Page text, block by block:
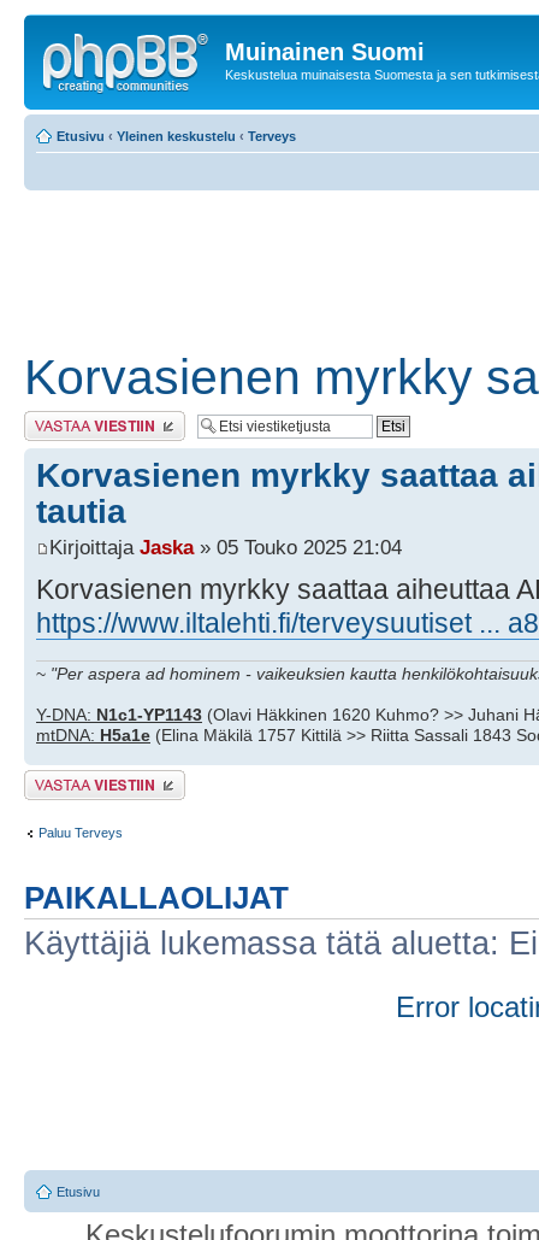
Muinainen Suomi
Keskustelua muinaisesta Suomesta ja sen
Etusivu ‹ Yleinen keskustelu ‹ Terveys
Korvasienen myrkky
Lähetä vastaus
Korvasienen myrkky saattaa
tautia
Kirjoittaja Jaska» 05 Touko 2025 21:04
Korvasienen myrkky saattaa aiheuttaa
https://www.iltalehti.fi/terveysuutiset ...
~ "Per aspera ad hominem - vaikeuksien kautta
Y-DNA: N1c1-YP1143 (Olavi Häkkinen 1620 Kuhmo? >> Juhani
mtDNA: H5a1e (Elina Mäkilä 1757 Kittilä >> Riitta Sassali 1843
Lähetä vastaus
Paluu Terveys
PAIKALLAOLIJAT
Käyttäjiä lukemassa tätä aluetta:
Error
Etusivu